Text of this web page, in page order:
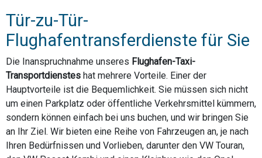
Tür-zu-Tür-
Flughafentransferdienste für Sie
Die Inanspruchnahme unseres Flughafen-Taxi-
Transportdienstes hat mehrere Vorteile. Einer der
Hauptvorteile ist die Bequemlichkeit. Sie müssen sich nicht
um einen Parkplatz oder öffentliche Verkehrsmittel kümmern,
sondern können einfach bei uns buchen, und wir bringen Sie
an Ihr Ziel. Wir bieten eine Reihe von Fahrzeugen an, je nach
Ihren Bedürfnissen und Vorlieben, darunter den VW Touran,